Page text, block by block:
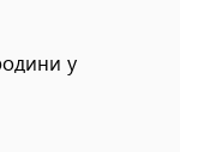
у